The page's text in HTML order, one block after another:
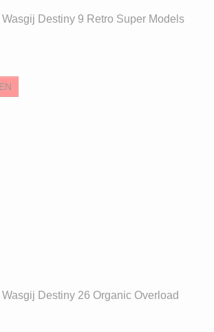
Wasgij Destiny 9 Retro Super Models
Wasgij Destiny 26 Organic Overload